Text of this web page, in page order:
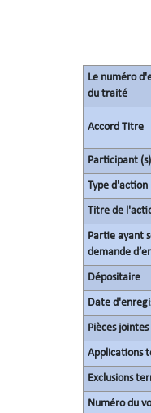
Le numéro
du traité
Accord Titre
Participant
Type d'action
Titre de
Partie ayant
demande
Dépositaire
Date
Pièces jointes
Applications
Exclusions
Numéro du